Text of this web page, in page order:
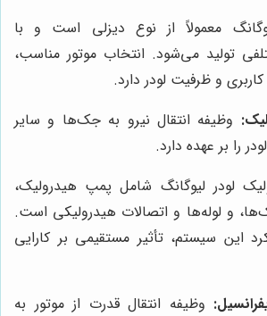
معمولاً از نوع دیزلی است و با
تولید می‌شود. انتخاب موتور مناسب،
و ظرفیت لودر دارد.
وظیفه انتقال نیرو به جک‌ها و سایر
را بر عهده دارد.
لودر لیوگانگ شامل پمپ هیدرولیک،
و لوله‌ها و اتصالات هیدرولیکی است.
این سیستم، تأثیر مستقیمی بر کارایی
وظیفه انتقال قدرت از موتور به